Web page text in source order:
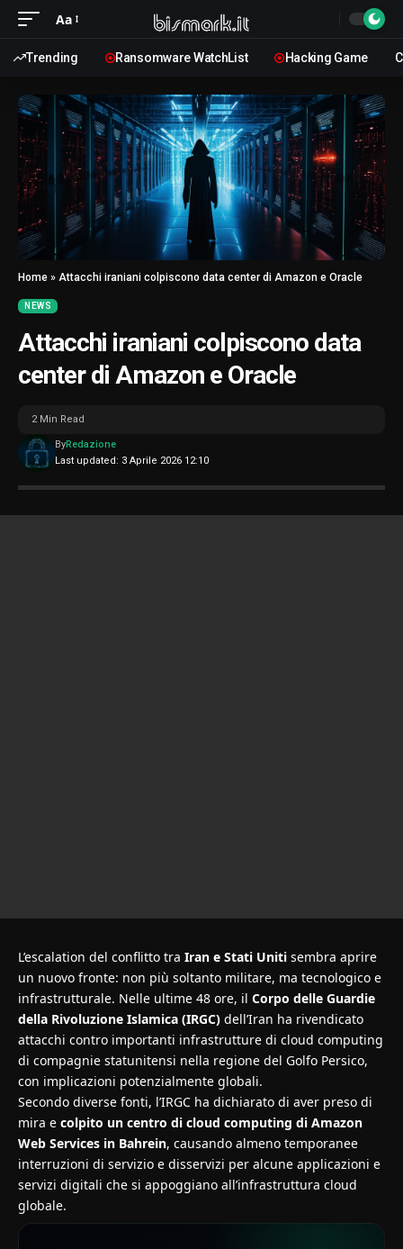
Aa
Trending Ransomware WatchList Hacking Game
Home » Attacchi iraniani colpiscono data center di Amazon e Oracle
NEWS
Attacchi iraniani colpiscono data
center di Amazon e Oracle
Last updated: 3 Aprile 2026 12:10
ByRedazione
2 Min Read
L’escalation del conflitto tra Iran e Stati Uniti sembra aprire
un nuovo fronte: non più soltanto militare, ma tecnologico e
infrastrutturale. Nelle ultime 48 ore, il Corpo delle Guardie
della Rivoluzione Islamica (IRGC) dell’Iran ha rivendicato
attacchi contro importanti infrastrutture di cloud computing
di compagnie statunitensi nella regione del Golfo Persico,
con implicazioni potenzialmente globali.
Secondo diverse fonti, l’IRGC ha dichiarato di aver preso di
mira e colpito un centro di cloud computing di Amazon
Web Services in Bahrein, causando almeno temporanee
interruzioni di servizio e disservizi per alcune applicazioni e
servizi digitali che si appoggiano all’infrastruttura cloud
globale.